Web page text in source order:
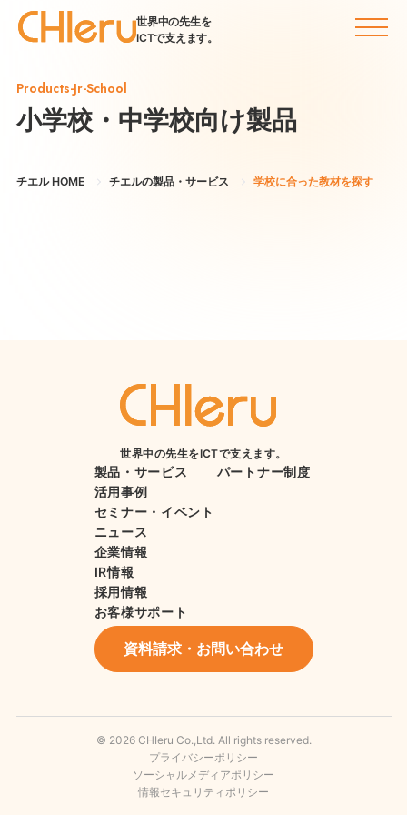
世界中の先生を
ICTで支えます。
Products-Jr-School
小学校・中学校向け製品
チエル HOME チエルの製品・サービス 学校に合った教材を探す
世界中の先生をICTで支えます。
製品・サービス
活用事例
セミナー・イベント
ニュース
企業情報
IR情報
採用情報
お客様サポート
パートナー制度
資料請求・お問い合わせ
© 2026 CHIeru Co.,Ltd. All rights reserved.
プライバシーポリシー
ソーシャルメディアポリシー
情報セキュリティポリシー